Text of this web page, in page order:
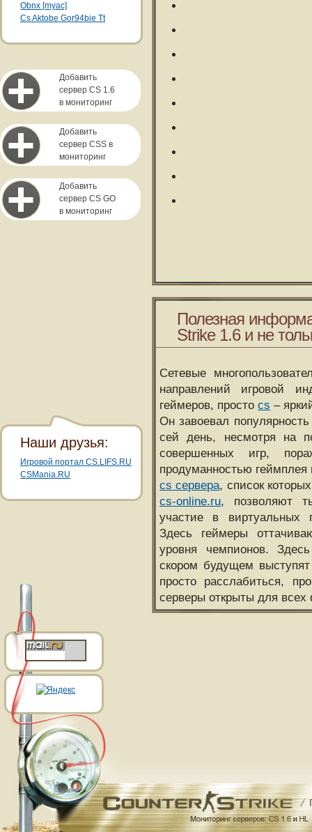
Obnx [myac]
Cs Aktobe Gor94bie Tt
Добавить
сервер CS 1.6
в мониторинг
Добавить
сервер CSS в
мониторинг
Добавить
сервер CS GO
в мониторинг
Полезная
Strike 1.6 и не
Сетевые
направлений игровой
геймеров, простоcs –
Он завоевал
сей день, несмотря на
совершенных игр,
продуманностью
cs сервера, список
cs-online.ru, позволяют
участие в виртуальных
Здесь геймеры
уровня чемпионов.
скором будущем
просто расслабиться,
серверы открыты для всех
Наши друзья:
Игровой портал CS.LIFS.RU
CSMania.RU